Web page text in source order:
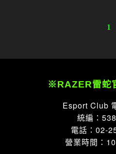
1
※RAZER雷蛇
Esport Club
統編：
電話：02-
營業時間：